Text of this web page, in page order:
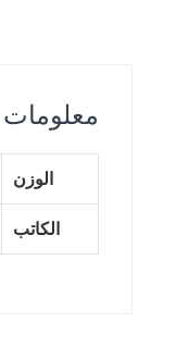
معلومات
الوزن
الكاتب